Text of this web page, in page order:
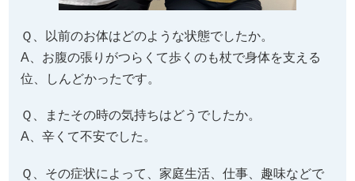
Ｑ、以前のお体はどのような状態でしたか。
A、お腹の張りがつらくて歩くのも杖で身体を支える
位、しんどかったです。
Ｑ、またその時の気持ちはどうでしたか。
A、辛くて不安でした。
Ｑ、その症状によって、家庭生活、仕事、趣味などで